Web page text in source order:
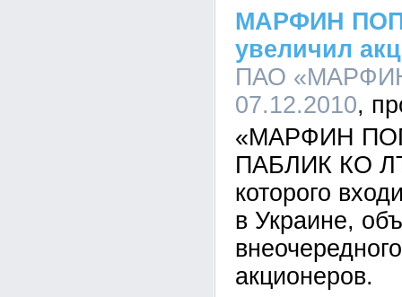
МАРФИН
увеличил
ПАО
07.12.2010
«МАРФИН
ПАБЛИК КО
которого
в Украине,
акционеров.